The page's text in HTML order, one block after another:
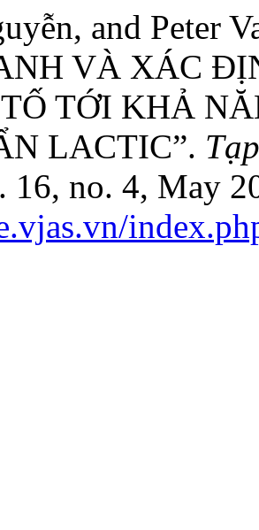
and Peter
VÀ XÁC
TỚI KHẢ
LACTIC”.
16, no. 4, May